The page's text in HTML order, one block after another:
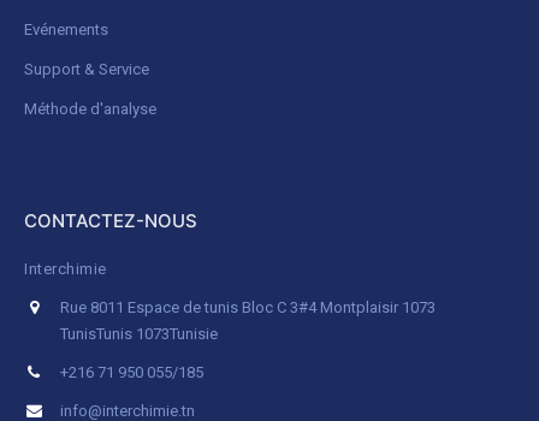
Evénements
Support & Service
Méthode d'analyse
CONTACTEZ-NOUS
Interchimie
Rue 8011 Espace de tunis Bloc C 3#4 Montplaisir 1073
TunisTunis 1073Tunisie
+216 71 950 055/185
info@interchimie.tn